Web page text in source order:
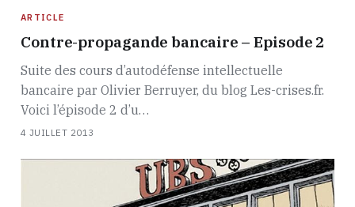
ARTICLE
Contre-propagande bancaire – Episode 2
Suite des cours d’autodéfense intellectuelle
bancaire par Olivier Berruyer, du blog Les-crises.fr.
Voici l’épisode 2 d’u…
4 JUILLET 2013